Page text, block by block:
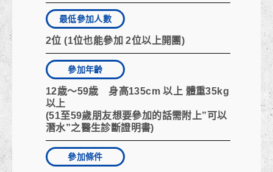
最低參加人數
2位 (1位也能參加 2位以上開團)
參加年齡
12歳～59歳 身高135cm 以上 體重35kg
以上
(51至59歲朋友想要參加的話需附上”可以
潛水”之醫生診斷證明書)
參加條件